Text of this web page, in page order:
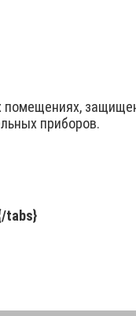
приборов.
tabs}